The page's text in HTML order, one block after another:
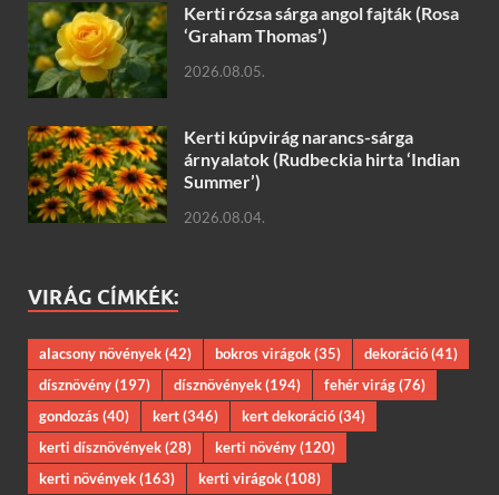
Kerti rózsa sárga angol fajták (Rosa
‘Graham Thomas’)
2026.08.05.
Kerti kúpvirág narancs-sárga
árnyalatok (Rudbeckia hirta ‘Indian
Summer’)
2026.08.04.
VIRÁG CÍMKÉK:
alacsony növények(42) bokros virágok(35) dekoráció(41)
dísznövény(197) dísznövények(194) fehér virág(76)
gondozás(40) kert(346) kert dekoráció(34)
kerti dísznövények(28) kerti növény(120)
kerti növények(163) kerti virágok(108)